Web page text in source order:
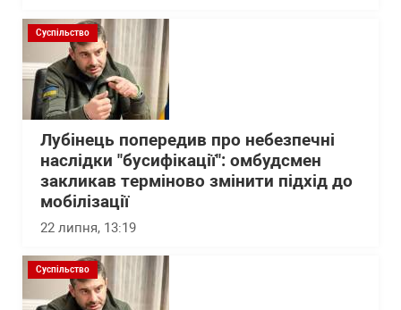
Суспільство
Лубінець попередив про небезпечні
наслідки "бусифікації": омбудсмен
закликав терміново змінити підхід до
мобілізації
22 липня, 13:19
Суспільство